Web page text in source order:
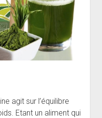
agit sur l’équilibre
Etant un aliment qui